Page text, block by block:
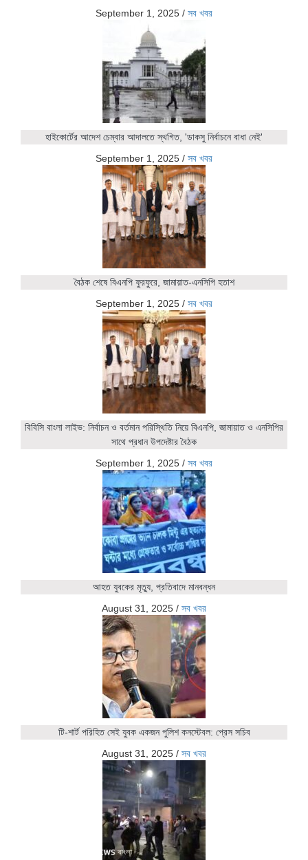
September 1, 2025 / সব খবর
হাইকোর্টের আদেশ চেম্বার আদালতে স্থগিত, 'ডাকসু নির্বাচনে বাধা নেই'
September 1, 2025 / সব খবর
বৈঠক শেষে বিএনপি ফুরফুরে, জামায়াত-এনসিপি হতাশ
September 1, 2025 / সব খবর
বিবিসি বাংলা লাইভ: নির্বাচন ও বর্তমান পরিস্থিতি নিয়ে বিএনপি, জামায়াত ও এনসিপির
সাথে প্রধান উপদেষ্টার বৈঠক
September 1, 2025 / সব খবর
আহত যুবকের মৃত্যু, প্রতিবাদে মানবন্ধন
August 31, 2025 / সব খবর
টি-শার্ট পরিহিত সেই যুবক একজন পুলিশ কনস্টেবল: প্রেস সচিব
August 31, 2025 / সব খবর